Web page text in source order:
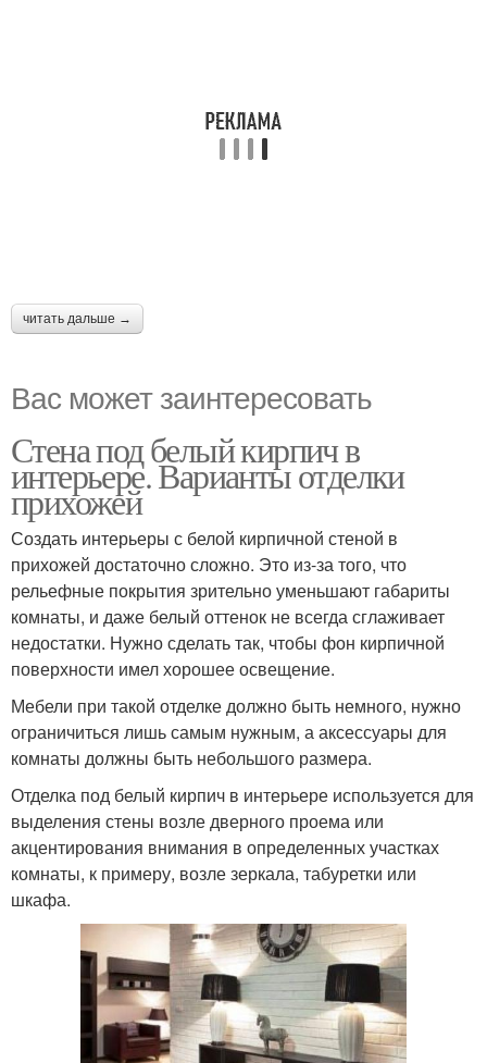
читать дальше →
Вас может заинтересовать
Стена под белый кирпич в
интерьере. Варианты отделки
прихожей
Создать интерьеры с белой кирпичной стеной в
прихожей достаточно сложно. Это из-за того, что
рельефные покрытия зрительно уменьшают габариты
комнаты, и даже белый оттенок не всегда сглаживает
недостатки. Нужно сделать так, чтобы фон кирпичной
поверхности имел хорошее освещение.
Мебели при такой отделке должно быть немного, нужно
ограничиться лишь самым нужным, а аксессуары для
комнаты должны быть небольшого размера.
Отделка под белый кирпич в интерьере используется для
выделения стены возле дверного проема или
акцентирования внимания в определенных участках
комнаты, к примеру, возле зеркала, табуретки или
шкафа.